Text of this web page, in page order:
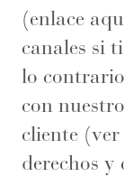
(enlace
canales si
lo
con
cliente
derechos y